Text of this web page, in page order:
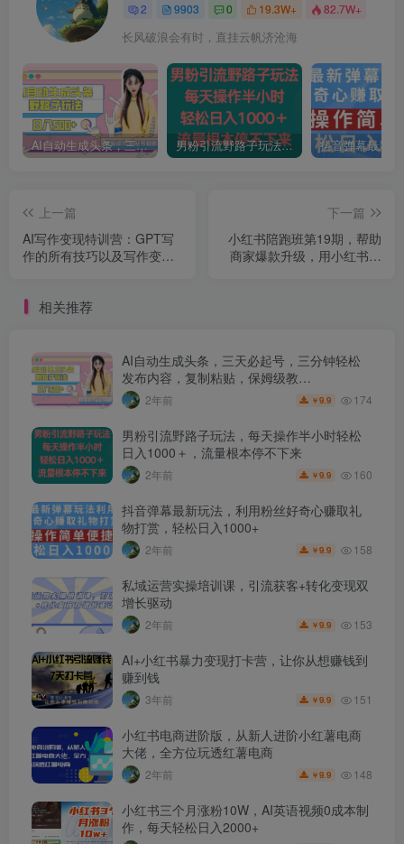
2 9903 0 19.3W+ 82.7W+
长风破浪会有时，直挂云帆济沧海
AI自动生成头条，三天必起号，三分钟轻松发布内容，复制粘贴，保姆级教… 男粉引流野路子玩法，每天操作半小时轻松日入1000＋，流量根本停不下来
上一篇
AI写作变现特训营：GPT写
作的所有技巧以及写作变现
下一篇
小红书陪跑班第19期，帮助
商家爆款升级，用小红书引
相关推荐
AI自动生成头条，三天必起号，三分钟轻松
发布内容，复制粘贴，保姆级教…
2年前 ￥9.9 174
男粉引流野路子玩法，每天操作半小时轻松
日入1000＋，流量根本停不下来
2年前 ￥9.9 160
抖音弹幕最新玩法，利用粉丝好奇心赚取礼
物打赏，轻松日入1000+
2年前 ￥9.9 158
私域运营实操培训课，引流获客+转化变现双
增长驱动
2年前 ￥9.9 153
AI+小红书暴力变现打卡营，让你从想赚钱到
赚到钱
3年前 ￥9.9 151
小红书电商进阶版，从新人进阶小红薯电商
大佬，全方位玩透红薯电商
2年前 ￥9.9 148
小红书三个月涨粉10W，AI英语视频0成本制
作，每天轻松日入2000+